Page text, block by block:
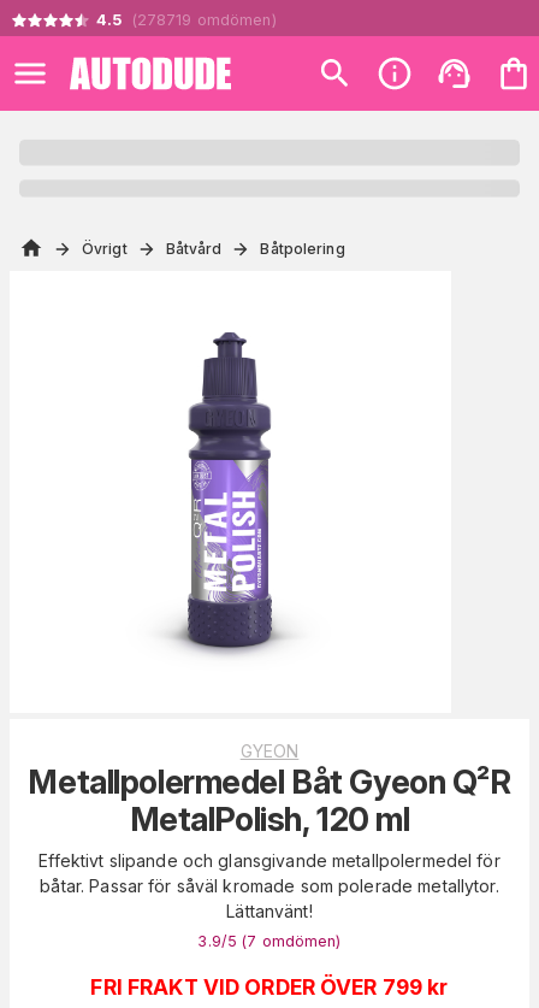
4.5 (278719 omdömen )
Övrigt Båtvård Båtpolering
GYEON
Metallpolermedel Båt Gyeon Q²R
MetalPolish, 120 ml
Effektivt slipande och glansgivande metallpolermedel för
båtar. Passar för såväl kromade som polerade metallytor.
Lättanvänt!
3.9/5 (7 omdömen)
FRI FRAKT VID ORDER ÖVER 799 kr